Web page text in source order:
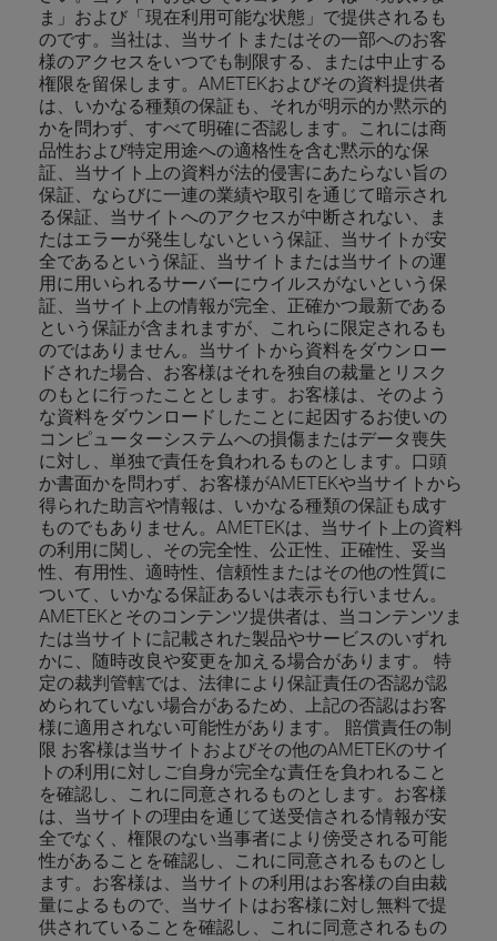
ま」および「現在利用可能な状態」で提供されるも
のです。当社は、当サイトまたはその一部へのお客
様のアクセスをいつでも制限する、または中止する
権限を留保します。AMETEKおよびその資料提供者
は、いかなる種類の保証も、それが明示的か黙示的
かを問わず、すべて明確に否認します。これには商
品性および特定用途への適格性を含む黙示的な保
証、当サイト上の資料が法的侵害にあたらない旨の
保証、ならびに一連の業績や取引を通じて暗示され
る保証、当サイトへのアクセスが中断されない、ま
たはエラーが発生しないという保証、当サイトが安
全であるという保証、当サイトまたは当サイトの運
用に用いられるサーバーにウイルスがないという保
証、当サイト上の情報が完全、正確かつ最新である
という保証が含まれますが、これらに限定されるも
のではありません。当サイトから資料をダウンロー
ドされた場合、お客様はそれを独自の裁量とリスク
のもとに行ったこととします。お客様は、そのよう
な資料をダウンロードしたことに起因するお使いの
コンピューターシステムへの損傷またはデータ喪失
に対し、単独で責任を負われるものとします。口頭
か書面かを問わず、お客様がAMETEKや当サイトから
得られた助言や情報は、いかなる種類の保証も成す
ものでもありません。AMETEKは、当サイト上の資料
の利用に関し、その完全性、公正性、正確性、妥当
性、有用性、適時性、信頼性またはその他の性質に
ついて、いかなる保証あるいは表示も行いません。
AMETEKとそのコンテンツ提供者は、当コンテンツま
たは当サイトに記載された製品やサービスのいずれ
かに、随時改良や変更を加える場合があります。 特
定の裁判管轄では、法律により保証責任の否認が認
められていない場合があるため、上記の否認はお客
様に適用されない可能性があります。 賠償責任の制
限 お客様は当サイトおよびその他のAMETEKのサイ
トの利用に対しご自身が完全な責任を負われること
を確認し、これに同意されるものとします。お客様
は、当サイトの理由を通じて送受信される情報が安
全でなく、権限のない当事者により傍受される可能
性があることを確認し、これに同意されるものとし
ます。お客様は、当サイトの利用はお客様の自由裁
量によるもので、当サイトはお客様に対し無料で提
供されていることを確認し、これに同意されるもの